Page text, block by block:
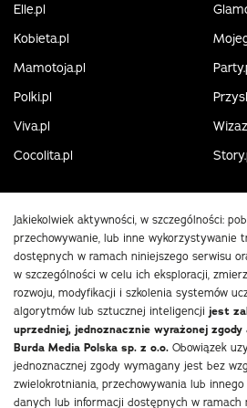
Elle.pl
Kobieta.pl
Mamotoja.pl
Polki.pl
Viva.pl
Cocolita.pl
Jakiekolwiek aktywności, w szczególności:
przechowywanie, lub inne wykorzystywanie
dostępnych w ramach niniejszego serwisu
w szczególności w celu ich eksploracji,
rozwoju, modyfikacji i szkolenia systemów
algorytmów lub sztucznej inteligencji jest
uprzedniej, jednoznacznie wyrażonej
Burda Media Polska sp. z o.o. Obowiązek
jednoznacznej zgody wymagany jest bez
zwielokrotniania, przechowywania lub
danych lub informacji dostępnych w ramach